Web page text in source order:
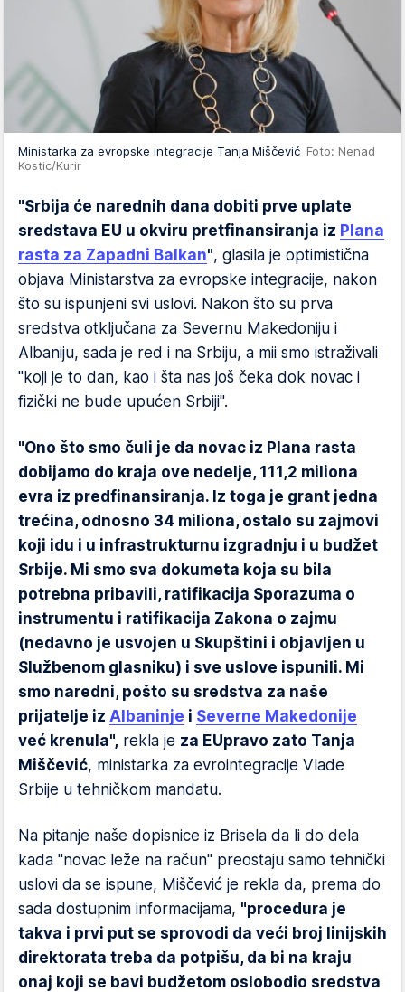
Ministarka za evropske integracije Tanja Miščević Foto: Nenad
Kostic/Kurir
"Srbija će narednih dana dobiti prve uplate
sredstava EU u okviru pretfinansiranja iz Plana
rasta za Zapadni Balkan", glasila je optimistična
objava Ministarstva za evropske integracije, nakon
što su ispunjeni svi uslovi. Nakon što su prva
sredstva otključana za Severnu Makedoniju i
Albaniju, sada je red i na Srbiju, a mii smo istraživali
"koji je to dan, kao i šta nas još čeka dok novac i
fizički ne bude upućen Srbiji".
"Ono što smo čuli je da novac iz Plana rasta
dobijamo do kraja ove nedelje, 111,2 miliona
evra iz predfinansiranja. Iz toga je grant jedna
trećina, odnosno 34 miliona, ostalo su zajmovi
koji idu i u infrastrukturnu izgradnju i u budžet
Srbije. Mi smo sva dokumeta koja su bila
potrebna pribavili, ratifikacija Sporazuma o
instrumentu i ratifikacija Zakona o zajmu
(nedavno je usvojen u Skupštini i objavljen u
Službenom glasniku) i sve uslove ispunili. Mi
smo naredni, pošto su sredstva za naše
prijatelje iz Albaninje i Severne Makedonije
već krenula", rekla je za EUpravo zato Tanja
Miščević, ministarka za evrointegracije Vlade
Srbije u tehničkom mandatu.
Na pitanje naše dopisnice iz Brisela da li do dela
kada "novac leže na račun" preostaju samo tehnički
uslovi da se ispune, Miščević je rekla da, prema do
sada dostupnim informacijama, "procedura je
takva i prvi put se sprovodi da veći broj linijskih
direktorata treba da potpišu, da bi na kraju
onaj koji se bavi budžetom oslobodio sredstva